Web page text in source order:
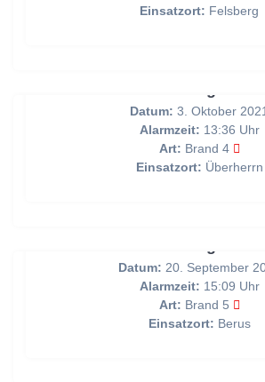
Einsatzort: Felsberg
Datum: 3. Oktober 2021
Alarmzeit: 13:36 Uhr
Art: Brand 4
Einsatzort: Überherrn
Datum: 20. September
Alarmzeit: 15:09 Uhr
Art: Brand 5
Einsatzort: Berus